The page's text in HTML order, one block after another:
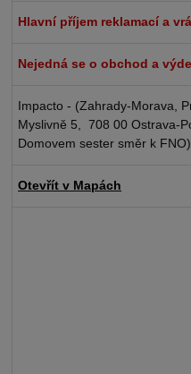
Hlavní příjem reklamací a
Nejedná se o obchod a
Impacto - (Zahrady-Morava,
Myslivně 5, 708 00 Ostrava-
Domovem sester směr k FNO)
Otevřít v Mapách